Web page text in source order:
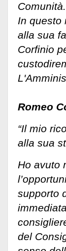
Comunità.
In questo
alla sua
Corfinio
Romeo
“Il mio
alla sua
Ho avuto
supporto
del